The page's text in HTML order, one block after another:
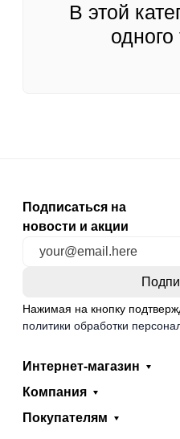
В этой
одного
Подписаться на
новости и акции
Нажимая на кнопку
политики обработки
Интернет-магазин
Компания
Покупателям